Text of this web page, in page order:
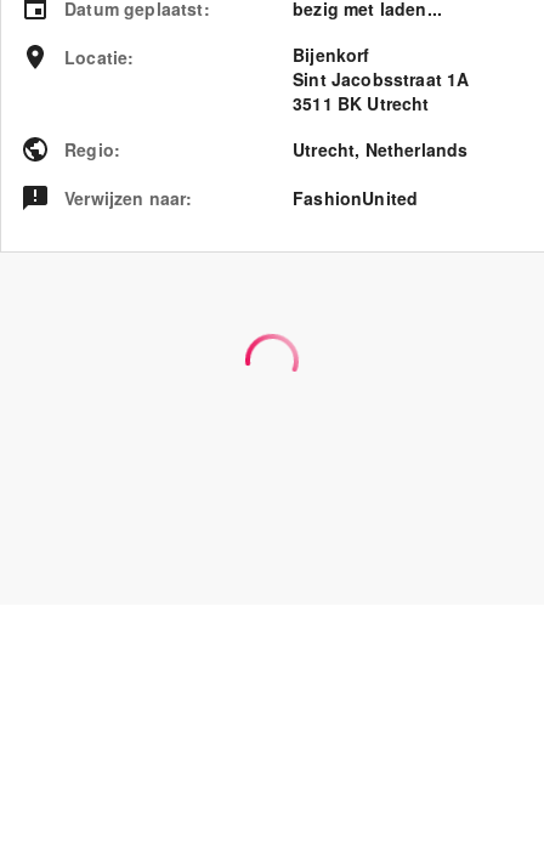
Datum geplaatst:
bezig met laden...
Locatie:
Bijenkorf
Sint Jacobsstraat 1A
3511 BK Utrecht
Regio: Utrecht, Netherlands
Verwijzen naar: FashionUnited